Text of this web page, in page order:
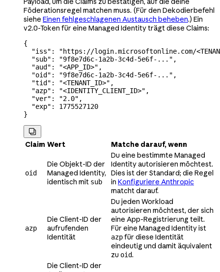
Föderationsregel matchen muss. (Für den Dekodierbefehl
siehe Einen fehlgeschlagenen Austausch beheben.) Ein
v2.0-Token für eine Managed Identity trägt diese Claims:
{
  "iss"
:
"https://login.microsoftonline.com/
  "sub"
: "9f8e7d6c-1a2b-3c4d-5e6f-..." ,
  "aud"
: "<APP_ID>" ,
  "oid"
: "9f8e7d6c-1a2b-3c4d-5e6f-..." ,
  "tid"
: "<TENANT_ID>" ,
  "azp"
: "<IDENTITY_CLIENT_ID>" ,
  "ver"
: "2.0" ,
  "exp"
: 1775527120
}

Claim Wert Matche darauf, wenn
oid
Die Objekt-ID der
Managed Identity,
identisch mit sub
Du eine bestimmte Managed
Identity autorisieren möchtest.
Dies ist der Standard; die Regel
in Konfiguriere Anthropic
matcht darauf.
azp
Die Client-ID der
aufrufenden
Identität
Du jeden Workload
autorisieren möchtest, der sich
eine App-Registrierung teilt.
Für eine Managed Identity ist
azpfür diese Identität
eindeutig und damit äquivalent
zu oid.
Die Client-ID der